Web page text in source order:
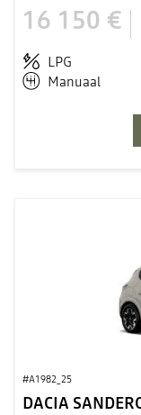
16 150 €
LPG
Manuaal
#A1982_25
DACIA